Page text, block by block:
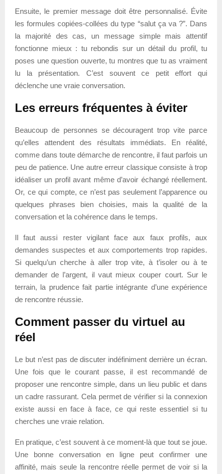
Ensuite, le premier message doit être personnalisé. Évite
les formules copiées-collées du type “salut ça va ?”. Dans
la majorité des cas, un message simple mais attentif
fonctionne mieux : tu rebondis sur un détail du profil, tu
poses une question ouverte, tu montres que tu as vraiment
lu la présentation. C’est souvent ce petit effort qui
déclenche une vraie conversation.
Les erreurs fréquentes à éviter
Beaucoup de personnes se découragent trop vite parce
qu’elles attendent des résultats immédiats. En réalité,
comme dans toute démarche de rencontre, il faut parfois un
peu de patience. Une autre erreur classique consiste à trop
idéaliser un profil avant même d’avoir échangé réellement.
Or, ce qui compte, ce n’est pas seulement l’apparence ou
quelques phrases bien choisies, mais la qualité de la
conversation et la cohérence dans le temps.
Il faut aussi rester vigilant face aux faux profils, aux
demandes suspectes et aux comportements trop rapides.
Si quelqu’un cherche à aller trop vite, à t’isoler ou à te
demander de l’argent, il vaut mieux couper court. Sur le
terrain, la prudence fait partie intégrante d’une expérience
de rencontre réussie.
Comment passer du virtuel au
réel
Le but n’est pas de discuter indéfiniment derrière un écran.
Une fois que le courant passe, il est recommandé de
proposer une rencontre simple, dans un lieu public et dans
un cadre rassurant. Cela permet de vérifier si la connexion
existe aussi en face à face, ce qui reste essentiel si tu
cherches une vraie relation.
En pratique, c’est souvent à ce moment-là que tout se joue.
Une bonne conversation en ligne peut confirmer une
affinité, mais seule la rencontre réelle permet de voir si la